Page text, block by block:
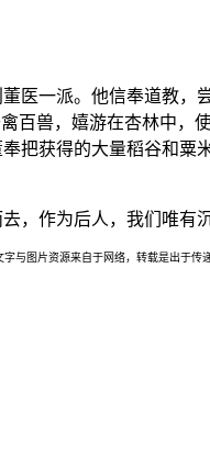
医一派。他信奉道教
兽，嬉游在杏林中，
获得的大量稻谷和粟
作为后人，我们唯有
图片资源来自于网络，转载是出于